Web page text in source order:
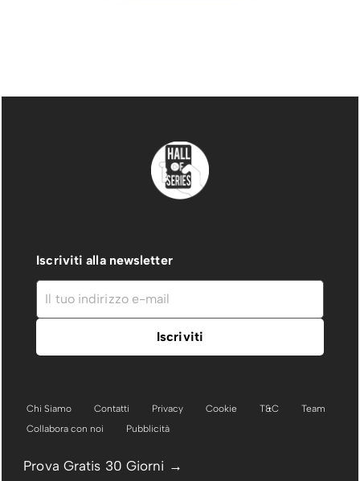
Iscriviti alla newsletter
Chi Siamo Contatti Privacy Cookie T&C
Team
Collabora con noi
Pubblicità
Prova Gratis 30 Giorni →